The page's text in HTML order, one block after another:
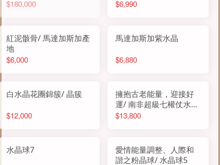
$180,000 $6,990
紅泥骸骨/ 馬達加斯加產
地
$6,000
馬達加斯加紫水晶
$6,880
白水晶花團錦簇/ 晶簇
$12,000
擁抱古老能量，迎接好
運/ 南非超級七權仗水晶
一對
$13,800
水晶球7
愛情能量調整、人際和
諧之粉晶球/ 水晶球5